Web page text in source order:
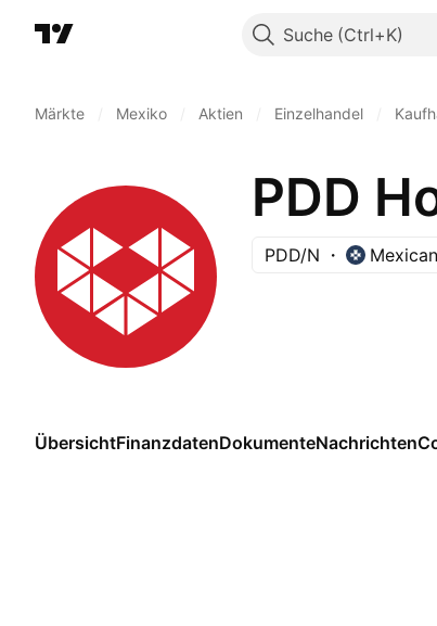
Suche
Märkte Mexiko Aktien Einzelhandel
PDD
PDD/N
ÜbersichtFinanzdatenDokumenteNachrichten